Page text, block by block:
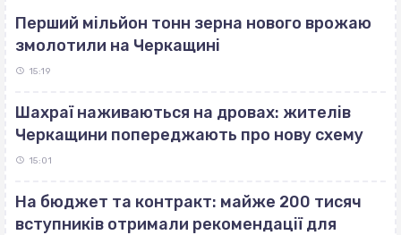
Перший мільйон тонн зерна нового врожаю
змолотили на Черкащині
15:19
Шахраї наживаються на дровах: жителів
Черкащини попереджають про нову схему
15:01
На бюджет та контракт: майже 200 тисяч
вступників отримали рекомендації для